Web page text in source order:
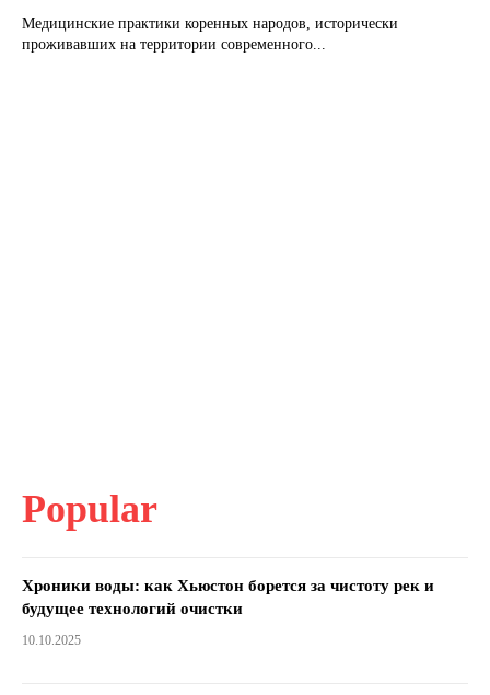
Медицинские практики коренных народов, исторически
проживавших на территории современного...
Popular
Хроники воды: как Хьюстон борется за чистоту рек и
будущее технологий очистки
10.10.2025